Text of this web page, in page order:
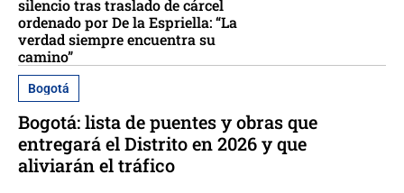
silencio tras traslado de cárcel
ordenado por De la Espriella: “La
verdad siempre encuentra su
camino”
Bogotá
Bogotá: lista de puentes y obras que
entregará el Distrito en 2026 y que
aliviarán el tráfico